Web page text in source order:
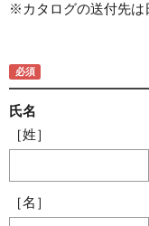
※カタログの送付先は
氏名
［姓］
［名］